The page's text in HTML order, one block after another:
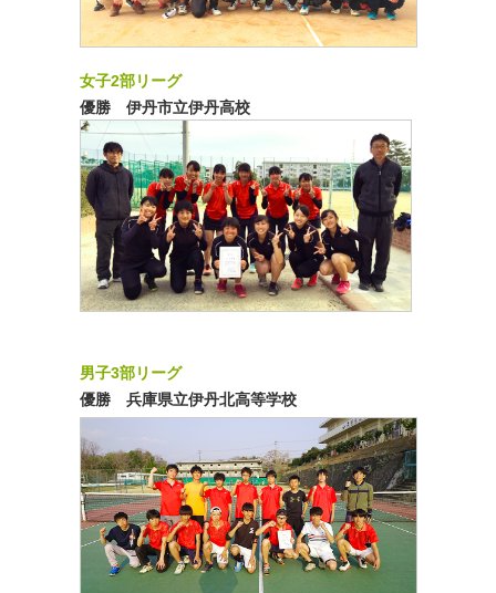
女子2部リーグ
優勝 伊丹市立伊丹高校
男子3部リーグ
優勝 兵庫県立伊丹北高等学校